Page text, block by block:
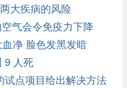
大疾病的风险
气会令免疫力下降
净 脸色发黑发暗
9 人死
试点项目给出解决方法